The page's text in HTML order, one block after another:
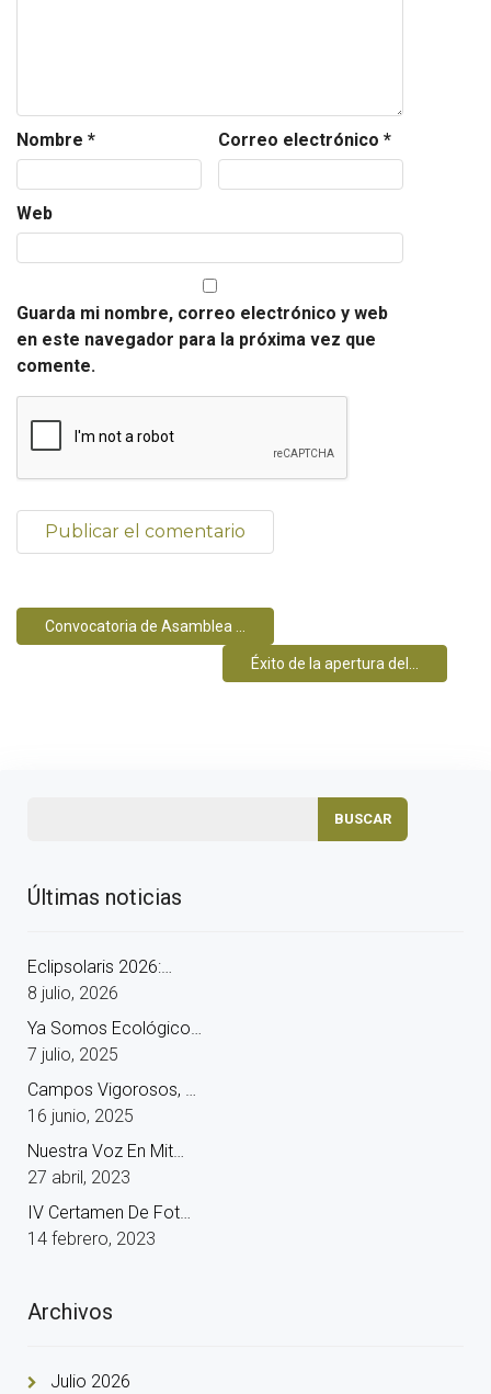
Nombre * Correo electrónico *
Web
Guarda mi nombre, correo electrónico y web
en este navegador para la próxima vez que
comente.
Convocatoria de Asamblea ...
Éxito de la apertura del...
Últimas noticias
Eclipsolaris 2026:…
8 julio, 2026
Ya Somos Ecológico…
7 julio, 2025
Campos Vigorosos, …
16 junio, 2025
Nuestra Voz En Mit…
27 abril, 2023
IV Certamen De Fot…
14 febrero, 2023
Archivos
Julio 2026